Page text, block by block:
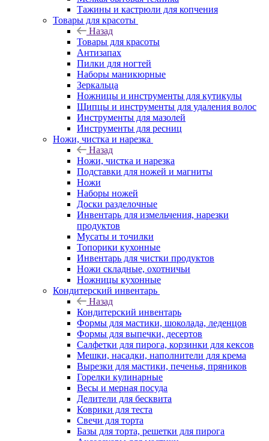
Тажины и кастрюли для копчения
Товары для красоты
Назад
Товары для красоты
Антизапах
Пилки для ногтей
Наборы маникюрные
Зеркальца
Ножницы и инструменты для кутикулы
Щипцы и инструменты для удаления волос
Инструменты для мазолей
Инструменты для ресниц
Ножи, чистка и нарезка
Назад
Ножи, чистка и нарезка
Подставки для ножей и магниты
Ножи
Наборы ножей
Доски разделочные
Инвентарь для измельчения, нарезки
продуктов
Мусаты и точилки
Топорики кухонные
Инвентарь для чистки продуктов
Ножи складные, охотничьи
Ножницы кухонные
Кондитерский инвентарь
Назад
Кондитерский инвентарь
Формы для мастики, шоколада, леденцов
Формы для выпечки, десертов
Салфетки для пирога, корзинки для кексов
Мешки, насадки, наполнители для крема
Вырезки для мастики, печенья, пряников
Горелки кулинарные
Весы и мерная посуда
Делители для бесквита
Коврики для теста
Свечи для торта
Базы для торта, решетки для пирога